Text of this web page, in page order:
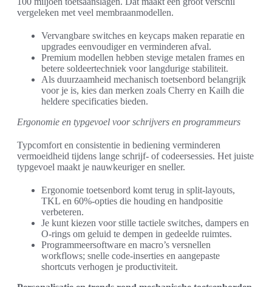
vergeleken met veel membraanmodellen.
Vervangbare switches en keycaps maken reparatie en
upgrades eenvoudiger en verminderen afval.
Premium modellen hebben stevige metalen frames en
betere soldeertechniek voor langdurige stabiliteit.
Als duurzaamheid mechanisch toetsenbord belangrijk
voor je is, kies dan merken zoals Cherry en Kailh die
heldere specificaties bieden.
Ergonomie en typgevoel voor schrijvers en programmeurs
Typcomfort en consistentie in bediening verminderen
vermoeidheid tijdens lange schrijf- of codeersessies. Het juiste
typgevoel maakt je nauwkeuriger en sneller.
Ergonomie toetsenbord komt terug in split-layouts,
TKL en 60%-opties die houding en handpositie
verbeteren.
Je kunt kiezen voor stille tactiele switches, dampers en
O-rings om geluid te dempen in gedeelde ruimtes.
Programmeersoftware en macro’s versnellen
workflows; snelle code-inserties en aangepaste
shortcuts verhogen je productiviteit.